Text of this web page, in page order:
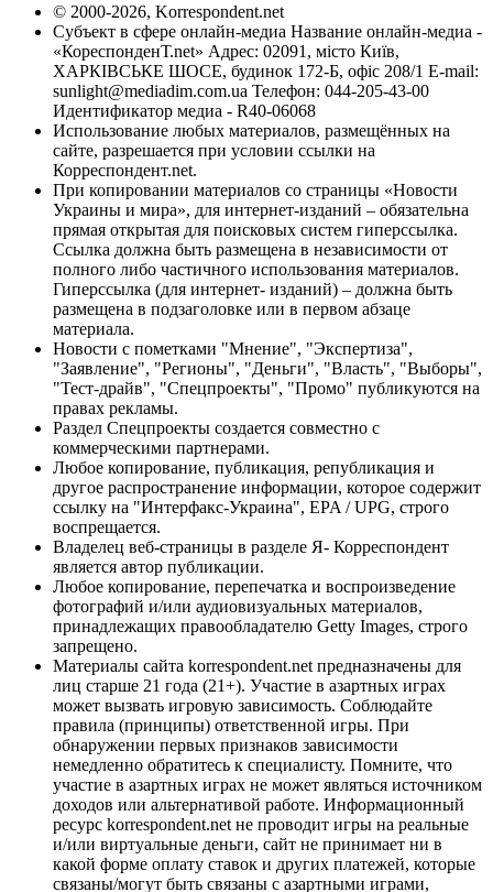
© 2000-2026, Korrespondent.net
Субъект в сфере онлайн-медиа Название онлайн-медиа -
«КореспонденТ.net» Адрес: 02091, місто Київ,
ХАРКІВСЬКЕ ШОСЕ, будинок 172-Б, офіс 208/1 E-mail:
sunlight@mediadim.com.ua Телефон: 044-205-43-00
Идентификатор медиа - R40-06068
Использование любых материалов, размещённых на
сайте, разрешается при условии ссылки на
Корреспондент.net.
При копировании материалов со страницы «Новости
Украины и мира», для интернет-изданий – обязательна
прямая открытая для поисковых систем гиперссылка.
Ссылка должна быть размещена в независимости от
полного либо частичного использования материалов.
Гиперссылка (для интернет- изданий) – должна быть
размещена в подзаголовке или в первом абзаце
материала.
Новости с пометками "Мнение", "Экспертиза",
"Заявление", "Регионы", "Деньги", "Власть", "Выборы",
"Тест-драйв", "Спецпроекты", "Промо" публикуются на
правах рекламы.
Раздел Спецпроекты создается совместно с
коммерческими партнерами.
Любое копирование, публикация, републикация и
другое распространение информации, которое содержит
ссылку на "Интерфакс-Украина", EPA / UPG, строго
воспрещается.
Владелец веб-страницы в разделе Я- Корреспондент
является автор публикации.
Любое копирование, перепечатка и воспроизведение
фотографий и/или аудиовизуальных материалов,
принадлежащих правообладателю Getty Images, строго
запрещено.
Материалы сайта korrespondent.net предназначены для
лиц старше 21 года (21+). Участие в азартных играх
может вызвать игровую зависимость. Соблюдайте
правила (принципы) ответственной игры. При
обнаружении первых признаков зависимости
немедленно обратитесь к специалисту. Помните, что
участие в азартных играх не может являться источником
доходов или альтернативой работе. Информационный
ресурс korrespondent.net не проводит игры на реальные
и/или виртуальные деньги, сайт не принимает ни в
какой форме оплату ставок и других платежей, которые
связаны/могут быть связаны с азартными играми,